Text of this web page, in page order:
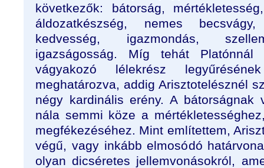
következők: bátorság,
áldozatkészség, nemes
kedvesség, igazmondás,
igazságosság. Míg tehát
vágyakozó lélekrész
meghatározva, addig Arisztotelésznél
négy kardinális erény. A bátorságnak
nála semmi köze a
megfékezéséhez. Mint említettem,
végű, vagy inkább elmosódó
olyan dicséretes jellemvonásokról,